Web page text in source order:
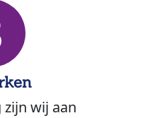
zijn wij aan